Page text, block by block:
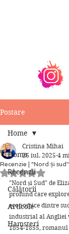
Postare
Home
Recenzii
Călătorii
Articole
Hamsteri
Home
Recenzie | "Nord și
Cristina Mihai
26 iul. 2025 4
Evaluat(ă) cu
"Nord și Sud" de
profund care
economice dintre
industrial al Angliei
1854-1855,